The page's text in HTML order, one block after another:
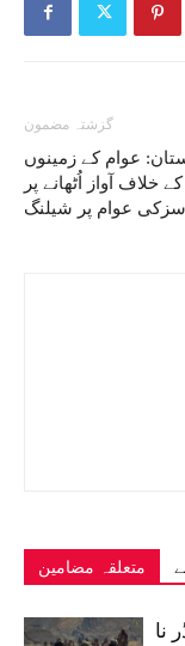
گزشتہ مضمون
عوام کے زمینوں
خلاف آواز اُٹھانے پر
عوام پر شیلنگ
متعلقہ مضامین